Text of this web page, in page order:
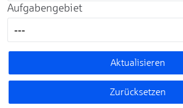
Aufgabengebiet
---
Aktualisieren
Zurücksetzen